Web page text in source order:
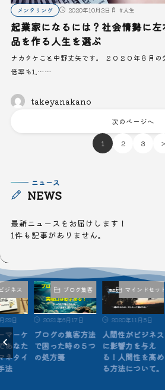
メンタリング 2020年10月2日 #人生
起業家になるには？社会情勢に
品を作る人生を選ぶ
ナカタケこと中野丈矢です。 ２０２０年８月
倍率も1.……
takeyanakano
次のページへ
1 2 3 >
NEWS
ニュース
最新ニュースをお届けします！
1件も記事がありません。
グ集客
17日
客方法
の５つ
マインドセット
2020年11月5日
人間性がビジネス
に影響力を与え
る！人間性を高め
リーダーシップ
2020年10月20日
今の自分にできる
ことを続けるだけ
で必ず人生は変え